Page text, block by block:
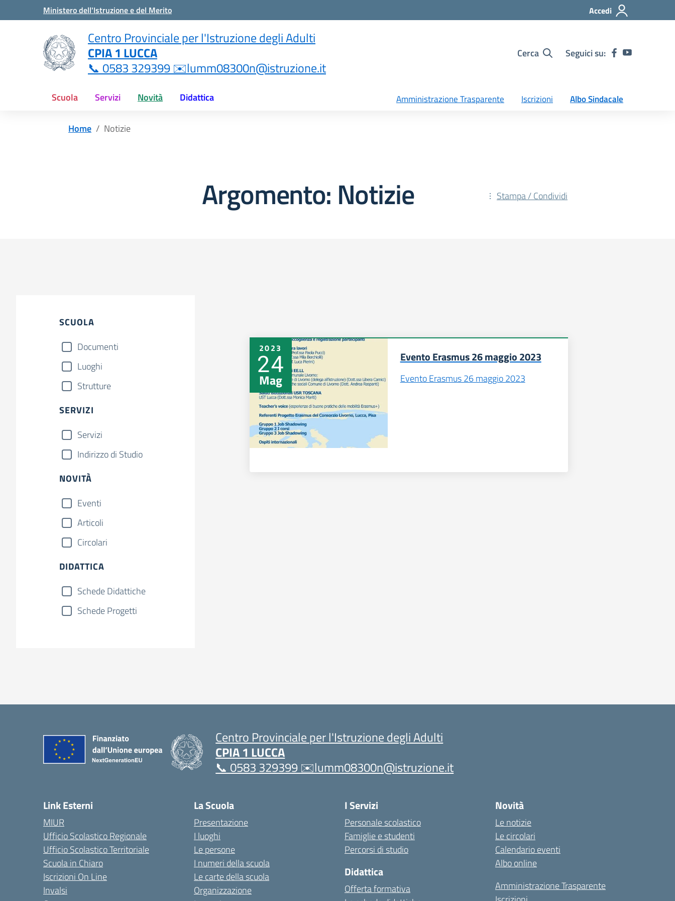
Vai ai contenuti
Vai al menu di navigazione
Ministero dell'Istruzione e del Merito Accedi
Centro Provinciale per l'Istruzione degli Adulti
CPIA 1 LUCCA
📞 0583 329399 ✉️lumm08300n@istruzione.it
Cerca Seguici su:
Scuola Servizi Novità Didattica Amministrazione Trasparente Iscrizioni Albo Sindacale
Home Notizie
Argomento: Notizie Stampa / Condividi
SCUOLA
Documenti
Luoghi
Strutture
SERVIZI
Servizi
Indirizzo di Studio
NOVITÀ
Eventi
Articoli
Circolari
DIDATTICA
Schede Didattiche
Schede Progetti
2023
24
Mag
Evento Erasmus 26 maggio 2023
Evento Erasmus 26 maggio 2023
Centro Provinciale per l'Istruzione degli Adulti
CPIA 1 LUCCA
📞 0583 329399 ✉️lumm08300n@istruzione.it
Link Esterni
MIUR
Ufficio Scolastico Regionale
Ufficio Scolastico Territoriale
Scuola in Chiaro
Iscrizioni On Line
Invalsi
La Scuola
Presentazione
I luoghi
Le persone
I numeri della scuola
Le carte della scuola
Organizzazione
I Servizi
Personale scolastico
Famiglie e studenti
Percorsi di studio
Didattica
Offerta formativa
Novità
Le notizie
Le circolari
Calendario eventi
Albo online
Amministrazione Trasparente